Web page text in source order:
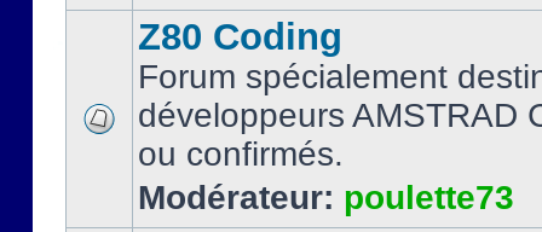
Z80 Coding
Forum spécialement
développeurs AMSTRAD
ou confirmés.
Modérateur: poulette73